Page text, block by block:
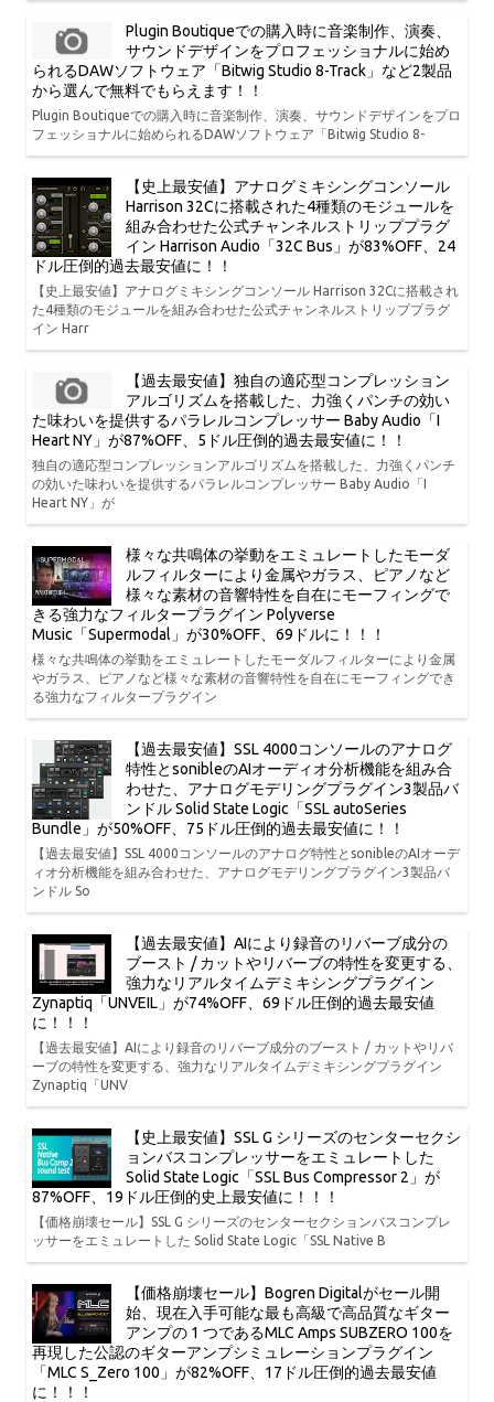
Plugin Boutiqueでの購入時に音楽制作、演奏、
サウンドデザインをプロフェッショナルに始め
られるDAWソフトウェア「Bitwig Studio 8-Track」など2製品
から選んで無料でもらえます！！
Plugin Boutiqueでの購入時に音楽制作、演奏、サウンドデザインをプロ
フェッショナルに始められるDAWソフトウェア「Bitwig Studio 8-
【史上最安値】アナログミキシングコンソール
Harrison 32Cに搭載された4種類のモジュールを
組み合わせた公式チャンネルストリッププラグ
イン Harrison Audio「32C Bus」が83%OFF、24
ドル圧倒的過去最安値に！！
【史上最安値】アナログミキシングコンソール Harrison 32Cに搭載され
た4種類のモジュールを組み合わせた公式チャンネルストリッププラグ
イン Harr
【過去最安値】独自の適応型コンプレッション
アルゴリズムを搭載した、力強くパンチの効い
た味わいを提供するパラレルコンプレッサー Baby Audio「I
Heart NY」が87%OFF、5ドル圧倒的過去最安値に！！
独自の適応型コンプレッションアルゴリズムを搭載した、力強くパンチ
の効いた味わいを提供するパラレルコンプレッサー Baby Audio「I
Heart NY」が
様々な共鳴体の挙動をエミュレートしたモーダ
ルフィルターにより金属やガラス、ピアノなど
様々な素材の音響特性を自在にモーフィングで
きる強力なフィルタープラグイン Polyverse
Music「Supermodal」が30%OFF、69ドルに！！！
様々な共鳴体の挙動をエミュレートしたモーダルフィルターにより金属
やガラス、ピアノなど様々な素材の音響特性を自在にモーフィングでき
る強力なフィルタープラグイン
【過去最安値】SSL 4000コンソールのアナログ
特性とsonibleのAIオーディオ分析機能を組み合
わせた、アナログモデリングプラグイン3製品バ
ンドル Solid State Logic「SSL autoSeries
Bundle」が50%OFF、75ドル圧倒的過去最安値に！！
【過去最安値】SSL 4000コンソールのアナログ特性とsonibleのAIオーデ
ィオ分析機能を組み合わせた、アナログモデリングプラグイン3製品バ
ンドル So
【過去最安値】AIにより録音のリバーブ成分の
ブースト / カットやリバーブの特性を変更する、
強力なリアルタイムデミキシングプラグイン
Zynaptiq「UNVEIL」が74%OFF、69ドル圧倒的過去最安値
に！！！
【過去最安値】AIにより録音のリバーブ成分のブースト / カットやリバ
ーブの特性を変更する、強力なリアルタイムデミキシングプラグイン
Zynaptiq「UNV
【史上最安値】SSL G シリーズのセンターセクシ
ョンバスコンプレッサーをエミュレートした
Solid State Logic「SSL Bus Compressor 2」が
87%OFF、19ドル圧倒的史上最安値に！！！
【価格崩壊セール】SSL G シリーズのセンターセクションバスコンプレ
ッサーをエミュレートした Solid State Logic「SSL Native B
【価格崩壊セール】Bogren Digitalがセール開
始、現在入手可能な最も高級で高品質なギター
アンプの 1 つであるMLC Amps SUBZERO 100を
再現した公認のギターアンプシミュレーションプラグイン
「MLC S_Zero 100」が82%OFF、17ドル圧倒的過去最安値
に！！！